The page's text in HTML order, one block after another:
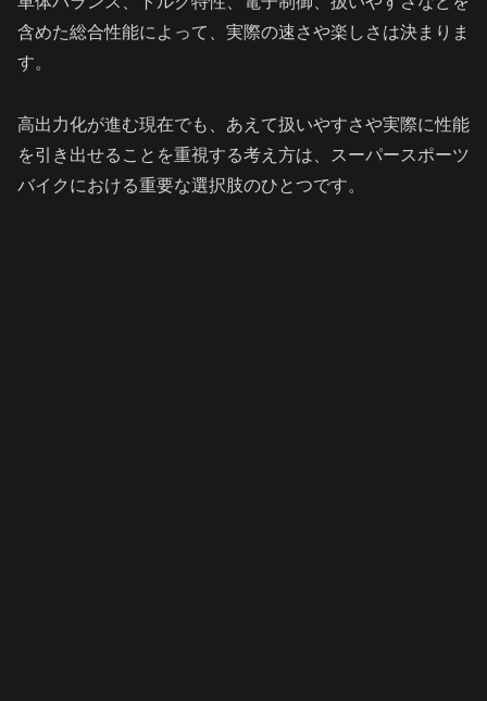
含めた総合性能によって、実際の速さや楽しさは決まりま
す。
高出力化が進む現在でも、あえて扱いやすさや実際に性能
を引き出せることを重視する考え方は、スーパースポーツ
バイクにおける重要な選択肢のひとつです。